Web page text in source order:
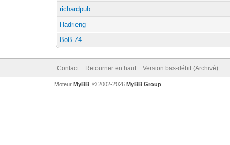
richardpub
Hadrieng
BoB 74
Contact Retourner en haut Version bas-débit (Archivé)
Moteur MyBB, © 2002-2026 MyBB Group.